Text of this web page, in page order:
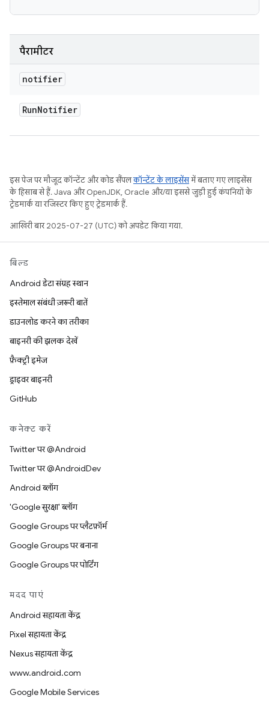
पैरामीटर
notifier
RunNotifier
इस पेज पर मौजूद कॉन्टेंट और कोड सैंपलकॉन्टेंट के लाइसेंसमें बताए गए लाइसेंस
के हिसाब से हैं. Java और OpenJDK, Oracle और/या इससे जुड़ी हुई कंपनियों के
ट्रेडमार्क या रजिस्टर किए हुए ट्रेडमार्क हैं.
आखिरी बार 2025-07-27 (UTC) को अपडेट किया गया.
बिल्ड
Android डेटा संग्रह स्थान
इस्तेमाल संबंधी ज़रूरी बातें
डाउनलोड करने का तरीका
बाइनरी की झलक देखें
फ़ैक्ट्री इमेज
ड्राइवर बाइनरी
GitHub
कनेक्ट करें
Twitter पर @Android
Twitter पर @AndroidDev
Android ब्लॉग
'Google सुरक्षा' ब्लॉग
Google Groups पर प्लैटफ़ॉर्म
Google Groups पर बनाना
Google Groups पर पोर्टिंग
मदद पाएं
Android सहायता केंद्र
Pixel सहायता केंद्र
Nexus सहायता केंद्र
www.android.com
Google Mobile Services